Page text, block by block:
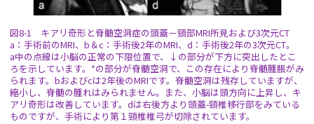
図8-1 キアリ奇形と脊髄空洞症の頭蓋－頸部MRI所見および3次元CT
a：手術前のMRI、b＆c：手術後2年のMRI、d：手術後2年の3次元CT。
a中の点線は小脳の正常の下限位置で、↓の部分が下方に突出したとこ
ろを示しています。*の部分が脊髄空洞で、この存在により脊髄腫脹がみ
られます。bおよびcは2年後のMRIです。脊髄空洞は残存していますが、
縮小し、脊髄の腫れはみられません。また、小脳は頭方向に上昇し、キ
アリ奇形は改善しています。dは右後方より頭蓋-頸椎移行部をみている
ものですが、手術により第１頸椎椎弓が切除されています。